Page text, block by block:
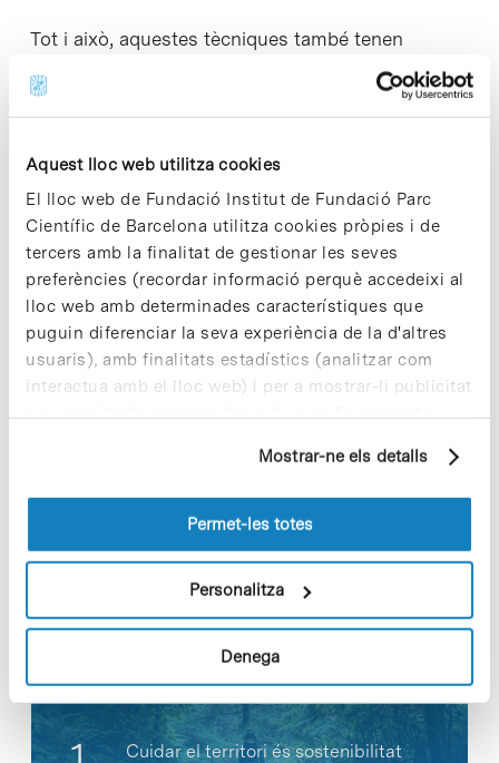
Aquest lloc web utilitza cookies
El lloc web de Fundació Institut de Fundació Parc
Científic de Barcelona utilitza cookies pròpies i de
tercers amb la finalitat de gestionar les seves
preferències (recordar informació perquè accedeixi al
lloc web amb determinades característiques que
puguin diferenciar la seva experiència de la d'altres
usuaris), amb finalitats estadístics (analitzar com
interactua amb el lloc web) i per a mostrar-li publicitat
personalitzada sobre la base d'un perfil elaborat a
pàgines visitades). Per a obtenir més informació sobre
les cookies pot consultar laPolítica de cookiesdel
Mostrar-ne els detalls
Permet-les totes
Personalitza
Denega
Tot i això, aquestes tècniques també tenen
l’origen de les forces mesurades. Avui dia,
combinar diferents tècniques per ampliar el
és el que fa fet l’equip responsable d’aquest
treball, que ha introduït un controlador de
temperatura en unes pinces òptiques per poder
determinar, per primer cop, l’entropia i l’entalpia de
formació d’una proteïna.
»Enllaç a la notícia [+]
Share
Notícies més vistes
Cuidar el territori és sostenibilitat